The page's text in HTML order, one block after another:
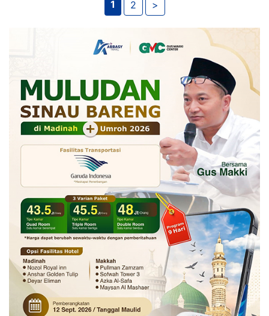
1 2 >